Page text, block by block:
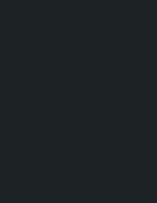
मुखिया, गोडैता
वर्षीया सोमरी देवी घाइते
घाइतेमध्ये इन्दुदेवी र
गाउँपालिकाको
फर्किएका प्रहरीले